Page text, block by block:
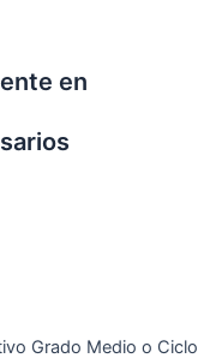
en
Grado Medio o Ciclo